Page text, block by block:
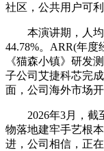
社区，公共用户可利
本演讲期，人均
44.78%。ARR(年
《猫森小镇》研发
子公司艾捷科芯完
面，公司海外市场
2026年3月，截至
物落地建牢手艺根
进，公司相信，正